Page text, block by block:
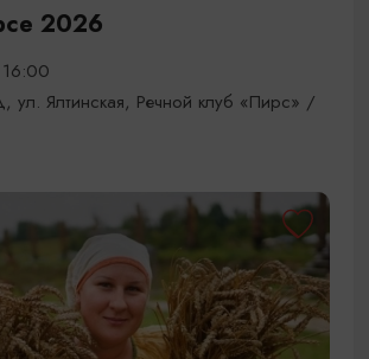
2026
ул. Ялтинская, Речной клуб «Пирс» /